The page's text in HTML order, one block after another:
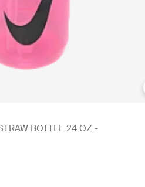
BOTTLE 24 OZ -